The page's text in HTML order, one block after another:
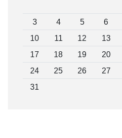
3
4 5 6
10
11 12 13
17
18 19 20
24
25 26 27
31